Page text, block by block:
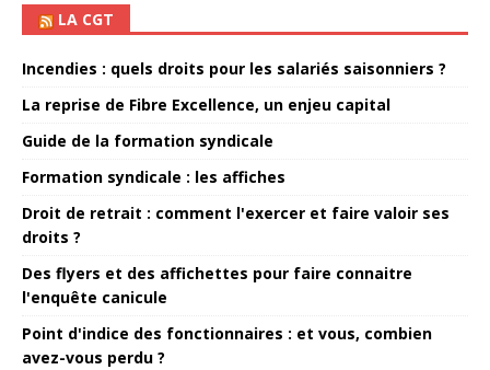
LA CGT
Incendies : quels droits pour les salariés saisonniers ?
La reprise de Fibre Excellence, un enjeu capital
Guide de la formation syndicale
Formation syndicale : les affiches
Droit de retrait : comment l'exercer et faire valoir ses
droits ?
Des flyers et des affichettes pour faire connaitre
l'enquête canicule
Point d'indice des fonctionnaires : et vous, combien
avez-vous perdu ?